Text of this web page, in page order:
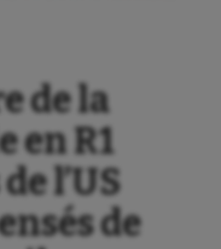
de la
en R1
l’US
de